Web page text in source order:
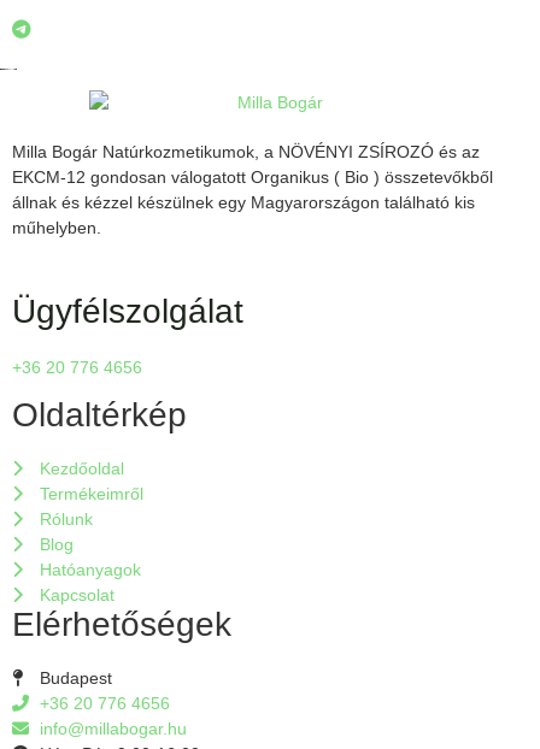
Milla Bogár Natúrkozmetikumok, a NÖVÉNYI ZSÍROZÓ és az
EKCM-12 gondosan válogatott Organikus ( Bio ) összetevőkből
állnak és kézzel készülnek egy Magyarországon található kis
műhelyben.
Ügyfélszolgálat
+36 20 776 4656
Oldaltérkép
Kezdőoldal
Termékeimről
Rólunk
Blog
Hatóanyagok
Kapcsolat
Elérhetőségek
Budapest
+36 20 776 4656
info@millabogar.hu